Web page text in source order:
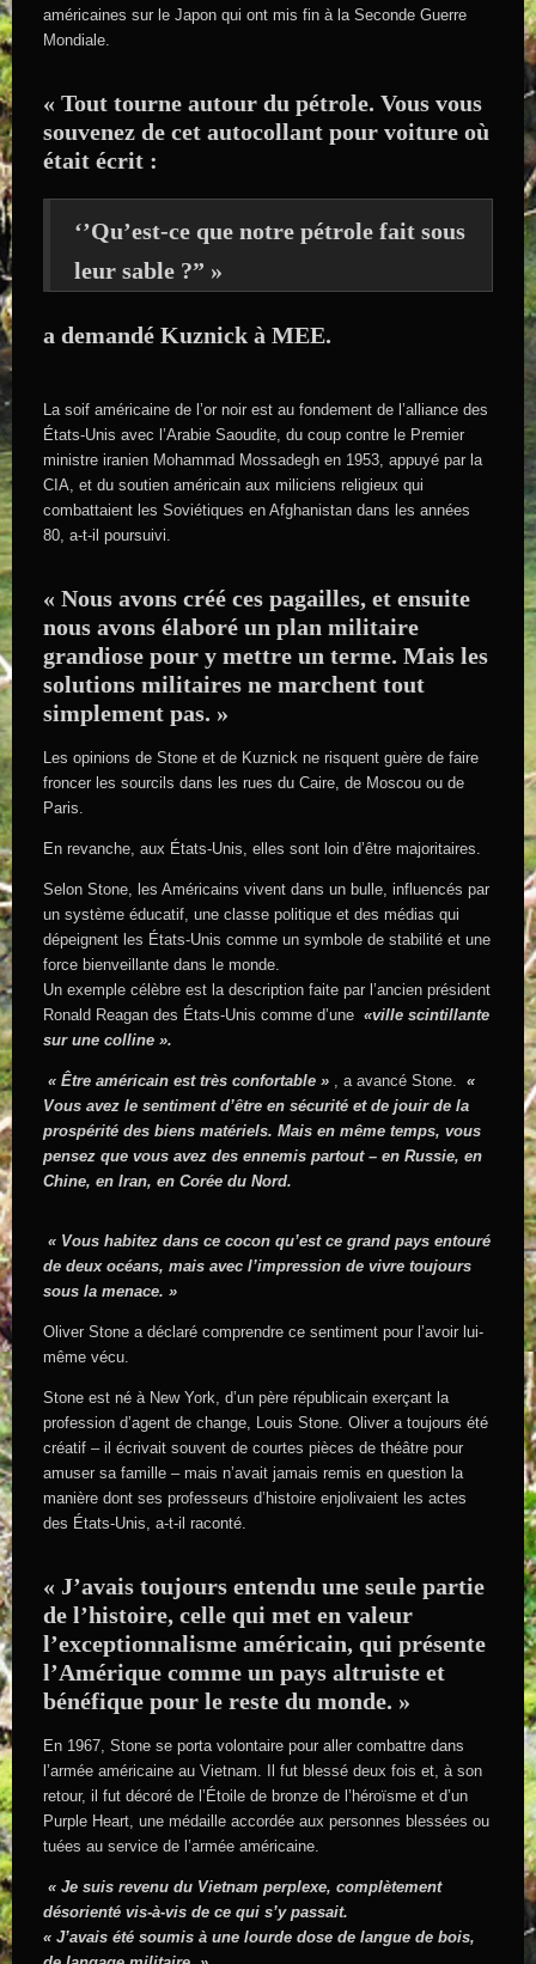
américaines sur le Japon qui ont mis fin à la Seconde Guerre
Mondiale.
« Tout tourne autour du pétrole. Vous vous
souvenez de cet autocollant pour voiture où
était écrit :
‘’Qu’est-ce que notre pétrole fait sous
leur sable ?” »
a demandé Kuznick à MEE.
La soif américaine de l’or noir est au fondement de l’alliance des
États-Unis avec l’Arabie Saoudite, du coup contre le Premier
ministre iranien Mohammad Mossadegh en 1953, appuyé par la
CIA, et du soutien américain aux miliciens religieux qui
combattaient les Soviétiques en Afghanistan dans les années
80, a-t-il poursuivi.
« Nous avons créé ces pagailles, et ensuite
nous avons élaboré un plan militaire
grandiose pour y mettre un terme. Mais les
solutions militaires ne marchent tout
simplement pas. »
Les opinions de Stone et de Kuznick ne risquent guère de faire
froncer les sourcils dans les rues du Caire, de Moscou ou de
Paris.
En revanche, aux États-Unis, elles sont loin d’être majoritaires.
Selon Stone, les Américains vivent dans un bulle, influencés par
un système éducatif, une classe politique et des médias qui
dépeignent les États-Unis comme un symbole de stabilité et une
force bienveillante dans le monde.
Un exemple célèbre est la description faite par l’ancien président
Ronald Reagan des États-Unis comme d’une «ville scintillante
sur une colline ».
« Être américain est très confortable » , a avancé Stone.
«
Vous avez le sentiment d’être en sécurité et de jouir de la
prospérité des biens matériels. Mais en même temps, vous
pensez que vous avez des ennemis partout – en Russie, en
Chine, en Iran, en Corée du Nord.
« Vous habitez dans ce cocon qu’est ce grand pays entouré
de deux océans, mais avec l’impression de vivre toujours
sous la menace. »
Oliver Stone a déclaré comprendre ce sentiment pour l’avoir lui-
même vécu.
Stone est né à New York, d’un père républicain exerçant la
profession d’agent de change, Louis Stone. Oliver a toujours été
créatif – il écrivait souvent de courtes pièces de théâtre pour
amuser sa famille – mais n’avait jamais remis en question la
manière dont ses professeurs d’histoire enjolivaient les actes
des États-Unis, a-t-il raconté.
« J’avais toujours entendu une seule partie
de l’histoire, celle qui met en valeur
l’exceptionnalisme américain, qui présente
l’Amérique comme un pays altruiste et
bénéfique pour le reste du monde. »
En 1967, Stone se porta volontaire pour aller combattre dans
l’armée américaine au Vietnam. Il fut blessé deux fois et, à son
retour, il fut décoré de l’Étoile de bronze de l’héroïsme et d’un
Purple Heart, une médaille accordée aux personnes blessées ou
tuées au service de l’armée américaine.
« Je suis revenu du Vietnam perplexe, complètement
désorienté vis-à-vis de ce qui s’y passait.
« J’avais été soumis à une lourde dose de langue de bois,